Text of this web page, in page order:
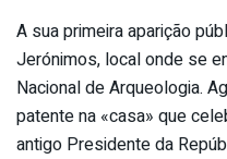
A sua primeira aparição
Jerónimos, local onde se
Nacional de Arqueologia.
patente na «casa» que
antigo Presidente da